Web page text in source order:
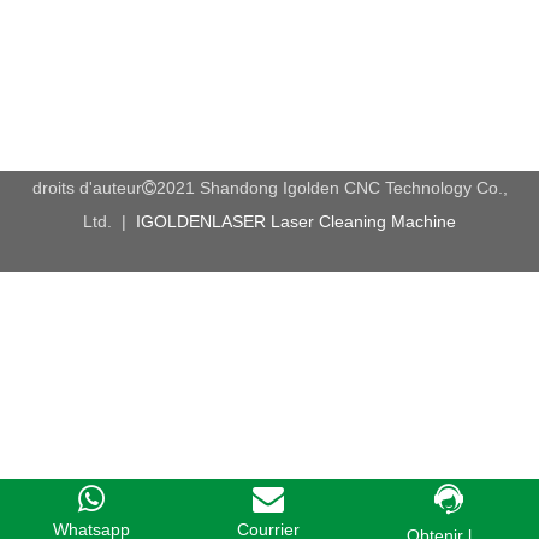
meubles en bois massif, porte de la MDF, porte composite en
fenêtres, tables, etc. Industrie de la décoration: Modèle d'art, Art
de la table de l'affectation de la précision de la machine.
La table présente une structure à double couche et une cavité
Whatsapp Courrier
droits d'auteur2021 Shandong Igolden CNC Technology Co.,
Ltd. |
IGOLDENLASER Laser Cleaning Machine